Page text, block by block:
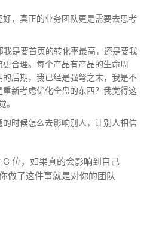
，真正的业务团队更是需要去思考
是要首页的转化率最高，还是要我
合理。每个产品有产品的生命周
后期，我已经是强弩之末，我是不
新考虑优化全盘的东西？我觉得这
时候怎么去影响别人，让别人相信
位，如果真的会影响到自己
做了这件事就是对你的团队